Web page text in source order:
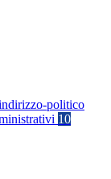
politico
10